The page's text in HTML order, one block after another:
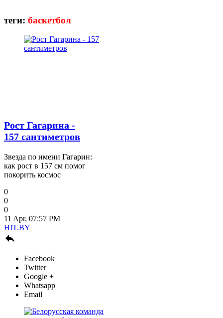
теги: баскетбол
Рост Гагарина -
157 сантиметров
Звезда по имени Гагарин:
как рост в 157 см помог
покорить космос
0
0
0
11 Apr, 07:57 PM
HIT.BY

Facebook
Twitter
Google +
Whatsapp
Email